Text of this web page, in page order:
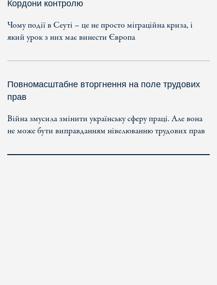
Кордони контролю
Чому події в Сеуті – це не просто міграційна криза, і
який урок з них має винести Європа
Повномасштабне вторгнення на поле трудових
прав
Війна змусила змінити українську сферу праці. Але вона
не може бути виправданням нівелюванню трудових прав